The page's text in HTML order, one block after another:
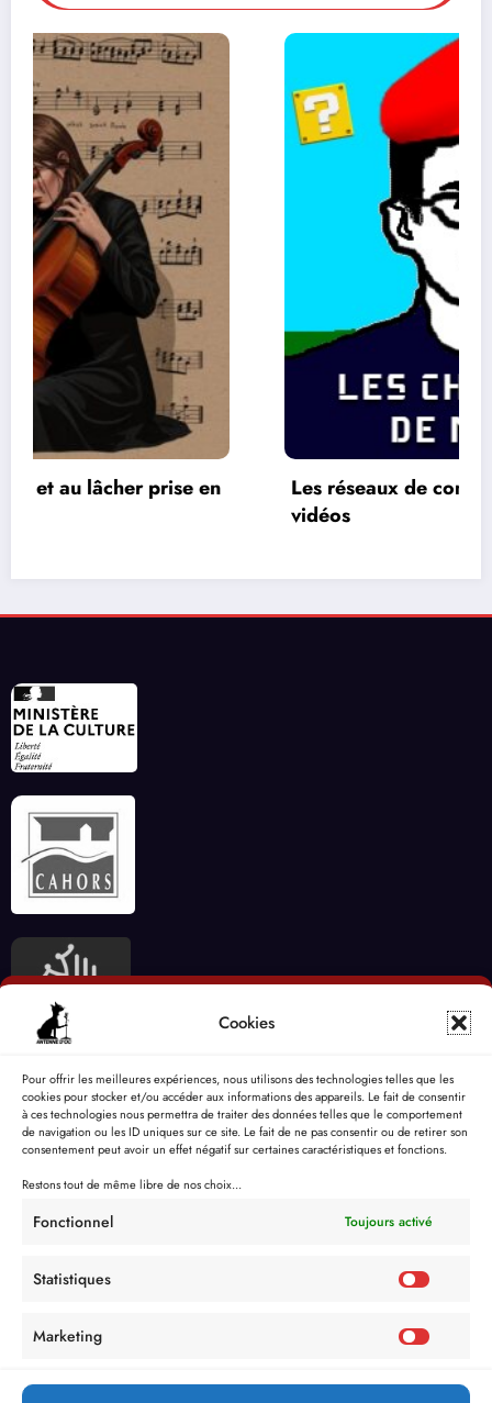
Cookies
Pour offrir les meilleures expériences, nous utilisons des technologies telles que les
cookies pour stocker et/ou accéder aux informations des appareils. Le fait de consentir
à ces technologies nous permettra de traiter des données telles que le comportement
de navigation ou les ID uniques sur ce site. Le fait de ne pas consentir ou de retirer son
consentement peut avoir un effet négatif sur certaines caractéristiques et fonctions.
Restons tout de même libre de nos choix...
Fonctionnel Toujours activé
Statistiques
Marketing
Les réseaux de communication entre les jeux